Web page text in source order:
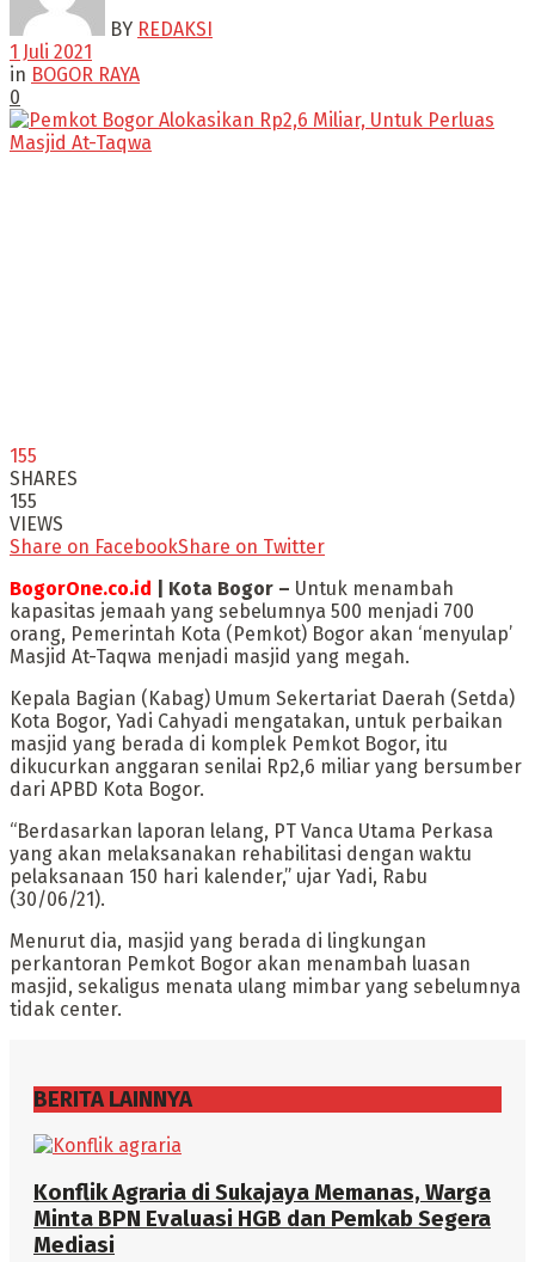
BY REDAKSI
1 Juli 2021
in BOGOR RAYA
0
155
SHARES
155
VIEWS
Share on FacebookShare on Twitter
BogorOne.co.id | Kota Bogor – Untuk menambah
kapasitas jemaah yang sebelumnya 500 menjadi 700
orang, Pemerintah Kota (Pemkot) Bogor akan ‘menyulap’
Masjid At-Taqwa menjadi masjid yang megah.
Kepala Bagian (Kabag) Umum Sekertariat Daerah (Setda)
Kota Bogor, Yadi Cahyadi mengatakan, untuk perbaikan
masjid yang berada di komplek Pemkot Bogor, itu
dikucurkan anggaran senilai Rp2,6 miliar yang bersumber
dari APBD Kota Bogor.
“Berdasarkan laporan lelang, PT Vanca Utama Perkasa
yang akan melaksanakan rehabilitasi dengan waktu
pelaksanaan 150 hari kalender,” ujar Yadi, Rabu
(30/06/21).
Menurut dia, masjid yang berada di lingkungan
perkantoran Pemkot Bogor akan menambah luasan
masjid, sekaligus menata ulang mimbar yang sebelumnya
tidak center.
BERITA LAINNYA
Konflik Agraria di Sukajaya Memanas, Warga
Minta BPN Evaluasi HGB dan Pemkab Segera
Mediasi